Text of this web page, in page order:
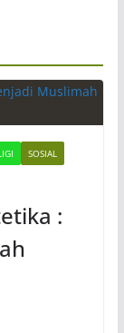
SOSIAL
: